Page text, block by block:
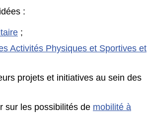
:
;
Activités Physiques et Sportives et
projets et initiatives au sein des
sur les possibilités de mobilité à